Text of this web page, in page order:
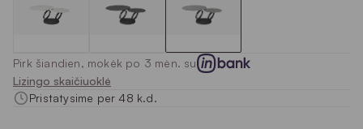
Pirk šiandien, mokėk po 3 mėn. su
Lizingo skaičiuoklė
Pristatysime per 48 k.d.